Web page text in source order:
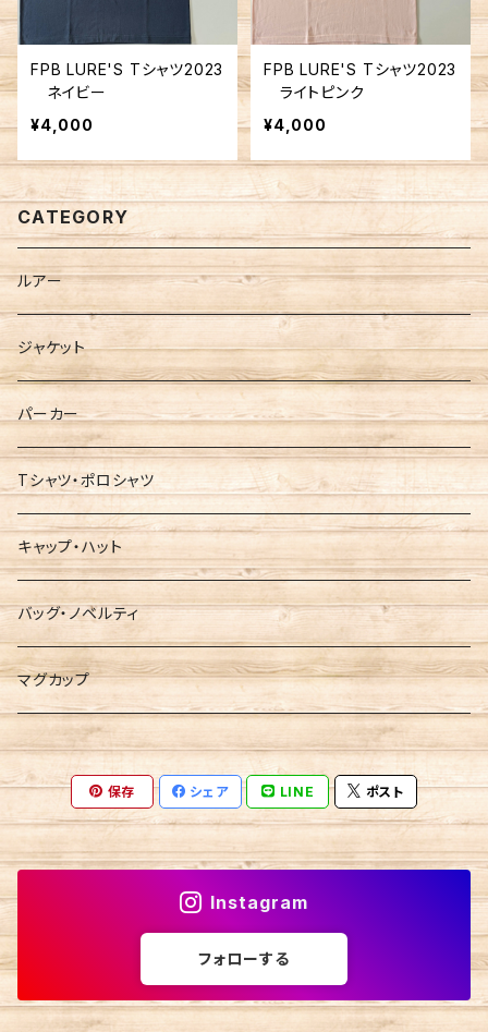
FPB LURE'S Tシャツ2023
ネイビー
¥4,000
FPB LURE'S Tシャツ2023
ライトピンク
¥4,000
CATEGORY
ルアー
ジャケット
パーカー
Tシャツ・ポロシャツ
キャップ・ハット
バッグ・ノベルティ
マグカップ
保存 シェア LINE ポスト
Instagram
フォローする